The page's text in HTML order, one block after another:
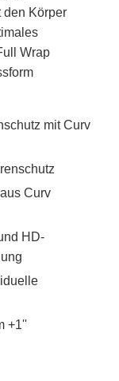
den Körper
Wrap
mit Curv
Curv
HD-
+1''